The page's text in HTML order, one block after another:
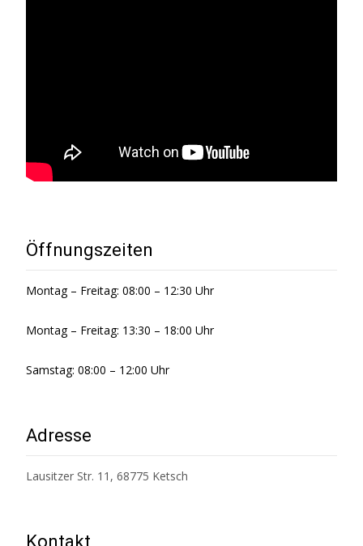
Öffnungszeiten
Montag – Freitag: 08:00 – 12:30 Uhr
Montag – Freitag: 13:30 – 18:00 Uhr
Samstag: 08:00 – 12:00 Uhr
Adresse
Lausitzer Str. 11, 68775 Ketsch
Kontakt